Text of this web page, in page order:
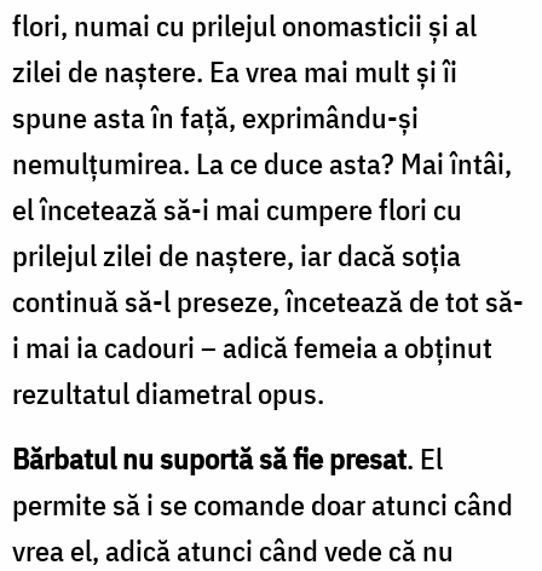
flori, numai cu prilejul onomasticii şi al
zilei de naştere. Ea vrea mai mult şi îi
spune asta în faţă, exprimându-şi
nemulţumirea. La ce duce asta? Mai întâi,
el încetează să-i mai cumpere flori cu
prilejul zilei de naştere, iar dacă soţia
continuă să-l preseze, încetează de tot să-
i mai ia cadouri – adică femeia a obţinut
rezultatul diametral opus.
Bărbatul nu suportă să fie presat. El
permite să i se comande doar atunci când
vrea el, adică atunci când vede că nu